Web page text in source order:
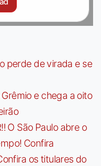
perde de virada e se
e chega a oito
O São Paulo abre o
Confira
os titulares do